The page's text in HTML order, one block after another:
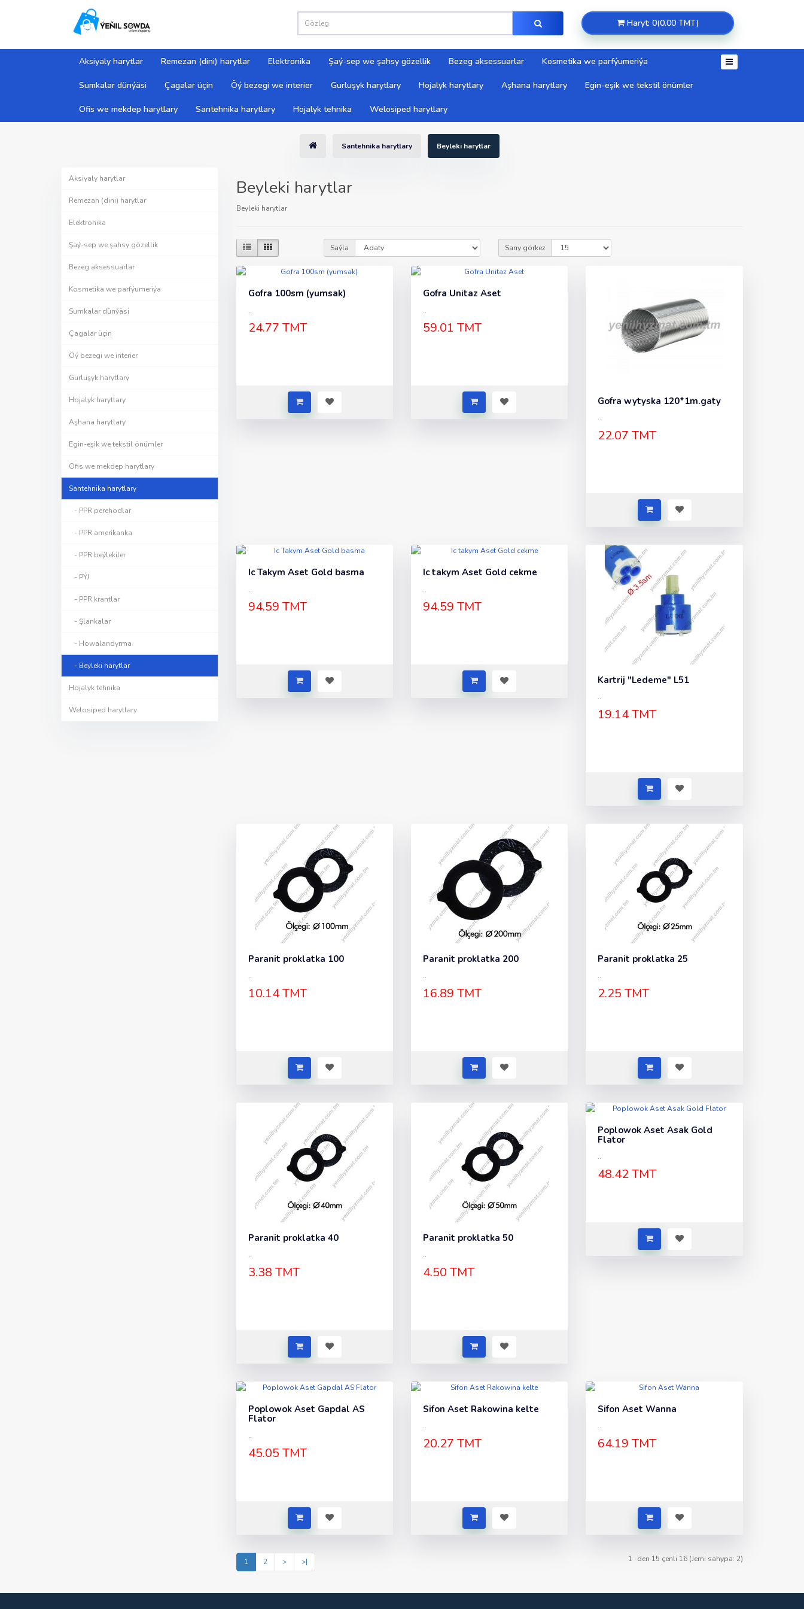
Haryt: 0(0.00 TMT)
Aksiyaly harytlar Remezan (dini) harytlar Elektronika Şaý-sep we şahsy gözellik Bezeg aksessuarlar Kosmetika we parfýumeriýa
Sumkalar dünýäsi Çagalar üçin Öý bezegi we interier Gurluşyk harytlary Hojalyk harytlary Aşhana harytlary Egin-eşik we tekstil önümler
Ofis we mekdep harytlary Santehnika harytlary Hojalyk tehnika Welosiped harytlary
Santehnika harytlary Beyleki harytlar
Aksiyaly harytlar
Remezan (dini) harytlar
Elektronika
Şaý-sep we şahsy gözellik
Bezeg aksessuarlar
Kosmetika we parfýumeriýa
Sumkalar dünýäsi
Çagalar üçin
Öý bezegi we interier
Gurluşyk harytlary
Hojalyk harytlary
Aşhana harytlary
Egin-eşik we tekstil önümler
Ofis we mekdep harytlary
Santehnika harytlary
- PPR perehodlar
- PPR amerikanka
- PPR beýlekiler
- PÝJ
- PPR krantlar
- Şlankalar
- Howalandyrma
- Beyleki harytlar
Hojalyk tehnika
Welosiped harytlary
Beyleki harytlar
Beyleki harytlar
Saýla Sany görkez
Gofra 100sm (yumsak)
..
24.77 TMT
Gofra Unitaz Aset
..
59.01 TMT
Gofra wytyska 120*1m.gaty
..
22.07 TMT
Ic Takym Aset Gold basma
..
94.59 TMT
Ic takym Aset Gold cekme
..
94.59 TMT
Kartrij "Ledeme" L51
..
19.14 TMT
Paranit proklatka 100
..
10.14 TMT
Paranit proklatka 200
..
16.89 TMT
Paranit proklatka 25
..
2.25 TMT
Paranit proklatka 40
..
3.38 TMT
Paranit proklatka 50
..
4.50 TMT
Poplowok Aset Asak Gold
Flator
..
48.42 TMT
Poplowok Aset Gapdal AS
Flator
..
45.05 TMT
Sifon Aset Rakowina kelte
..
20.27 TMT
Sifon Aset Wanna
..
64.19 TMT
1 2 > >| 1 -den 15 çenli 16 (Jemi sahypa: 2)